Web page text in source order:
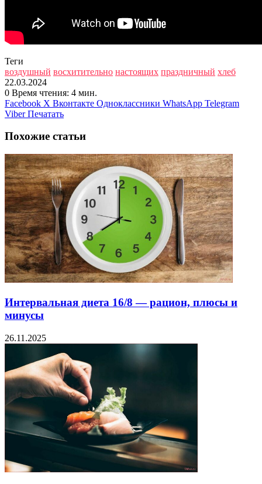
Теги
воздушный восхитительно настоящих праздничный хлеб
22.03.2024
0 Время чтения: 4 мин.
Facebook X Вконтакте Одноклассники WhatsApp Telegram
Viber Печатать
Похожие статьи
Интервальная диета 16/8 — рацион, плюсы и
минусы
26.11.2025